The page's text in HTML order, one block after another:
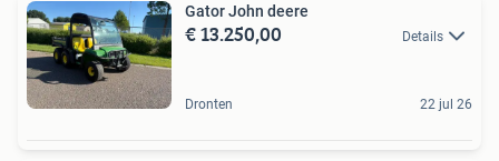
Gator John deere
€ 13.250,00 Details
Dronten 22 jul 26